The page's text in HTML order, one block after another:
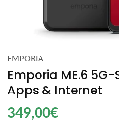
EMPORIA
Emporia ME.6
Apps & Internet
Regulärer
349,00€